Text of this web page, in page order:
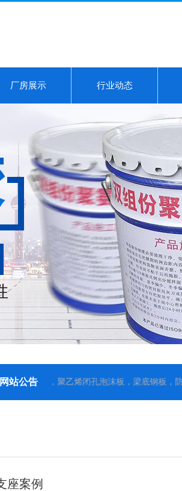
厂房展示 行业动态
网站公告
），聚乙烯闭孔泡沫板，梁底钢板，防水板
座案例